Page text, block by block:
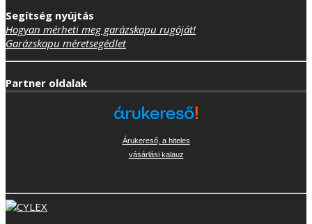
Segítség nyújtás
Hogyan mérheti meg garázskapu rugóját!
Garázskapu méretsegédlet
Partner oldalak
Árukereső, a hiteles
vásárlási kalauz